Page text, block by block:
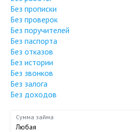
Без прописки
Без проверок
Без поручителей
Без паспорта
Без отказов
Без истории
Без звонков
Без залога
Без доходов
Сумма займа